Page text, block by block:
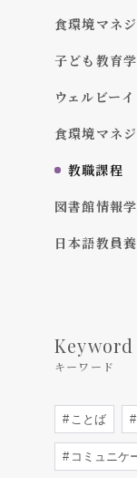
食環境マネ
子ども教育
ウェルビー
食環境マネ
教職課程
図書館情報
日本語教員
Keyword
キーワード
ことば
コミュニケ